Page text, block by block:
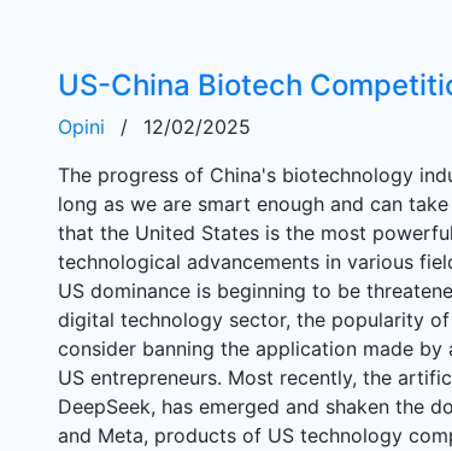
US-China Biotech
Opini /
12/02/2025
The progress of China's biotechnology
long as we are smart enough and can
that the United States is the most
technological advancements in various
US dominance is beginning to be
digital technology sector, the popularity
consider banning the application made by
US entrepreneurs. Most recently, the
DeepSeek, has emerged and shaken the
and Meta, products of US technology